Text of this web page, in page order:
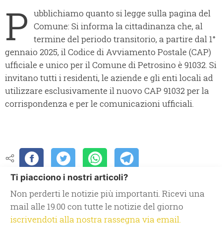
P ubblichiamo quanto si legge sulla pagina del
Comune: Si informa la cittadinanza che, al
termine del periodo transitorio, a partire dal 1°
gennaio 2025, il Codice di Avviamento Postale (CAP)
ufficiale e unico per il Comune di Petrosino è 91032. Si
invitano tutti i residenti, le aziende e gli enti locali ad
utilizzare esclusivamente il nuovo CAP 91032 per la
corrispondenza e per le comunicazioni ufficiali.
Ti piacciono i nostri articoli?
Non perderti le notizie più importanti. Ricevi una
mail alle 19.00 con tutte le notizie del giorno
iscrivendoti alla nostra rassegna via email.